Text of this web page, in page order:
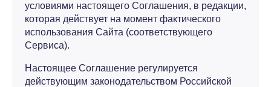
условиями настоящего Соглашения, в редакции,
которая действует на момент фактического
использования Сайта (соответствующего
Сервиса).
Настоящее Соглашение регулируется
действующим законодательством Российской